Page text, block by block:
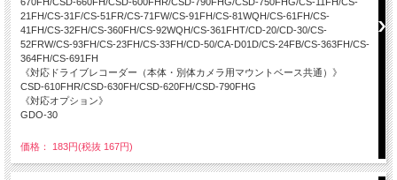
21FH/CS-31F/CS-51FR/CS-71FW/CS-91FH/CS-81WQH/CS-61FH/CS-
41FH/CS-32FH/CS-360FH/CS-92WQH/CS-361FHT/CD-20/CD-30/CS-
52FRW/CS-93FH/CS-23FH/CS-33FH/CD-50/CA-D01D/CS-24FB/CS-363FH/CS-
364FH/CS-691FH
《対応ドライブレコーダー（本体・別体カメラ用マウントベース共通）》
CSD-610FHR/CSD-630FH/CSD-620FH/CSD-790FHG
《対応オプション》
GDO-30
価格： 183円(税抜 167円)